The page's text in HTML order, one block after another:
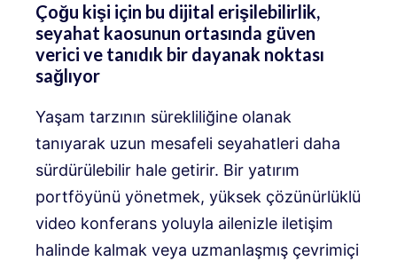
Çoğu kişi için bu dijital erişilebilirlik,
seyahat kaosunun ortasında güven
verici ve tanıdık bir dayanak noktası
sağlıyor
Yaşam tarzının sürekliliğine olanak
tanıyarak uzun mesafeli seyahatleri daha
sürdürülebilir hale getirir. Bir yatırım
portföyünü yönetmek, yüksek çözünürlüklü
video konferans yoluyla ailenizle iletişim
halinde kalmak veya uzmanlaşmış çevrimiçi